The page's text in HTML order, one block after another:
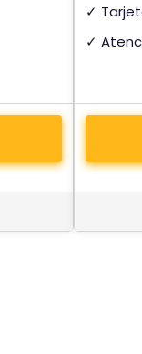
✓
✓